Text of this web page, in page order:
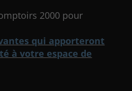
2000 pour
qui apporteront
à votre espace de